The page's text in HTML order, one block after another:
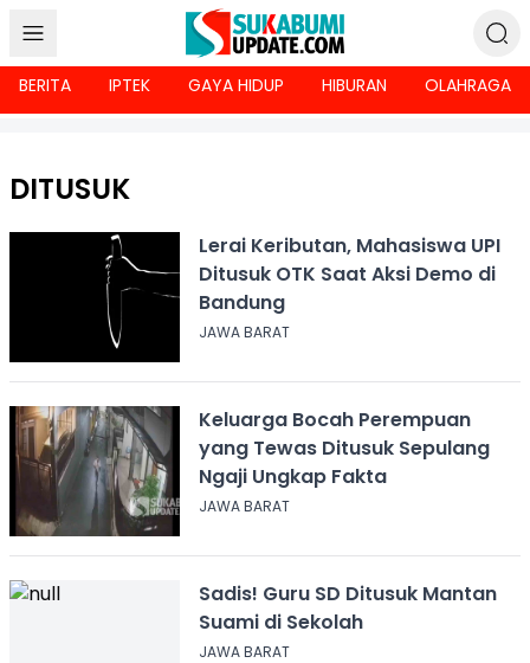
BERITA IPTEK GAYA HIDUP HIBURAN OLAHRAGA
DITUSUK
Lerai Keributan, Mahasiswa UPI
Ditusuk OTK Saat Aksi Demo di
Bandung
JAWA BARAT
Keluarga Bocah Perempuan
yang Tewas Ditusuk Sepulang
Ngaji Ungkap Fakta
JAWA BARAT
Sadis! Guru SD Ditusuk Mantan
Suami di Sekolah
JAWA BARAT